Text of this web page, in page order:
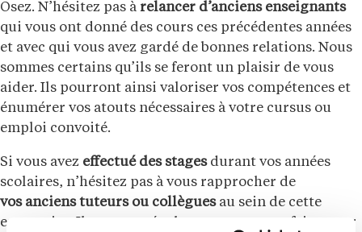
Osez. N’hésitez pas à relancer d’anciens enseignants
qui vous ont donné des cours ces précédentes années
et avec qui vous avez gardé de bonnes relations. Nous
sommes certains qu’ils se feront un plaisir de vous
aider. Ils pourront ainsi valoriser vos compétences et
énumérer vos atouts nécessaires à votre cursus ou
emploi convoité.
Si vous avez effectué des stagesdurant vos années
scolaires, n’hésitez pas à vous rapprocher de
vos anciens tuteurs ou collèguesau sein de cette
entreprise. Ils sauront également comment faire pour